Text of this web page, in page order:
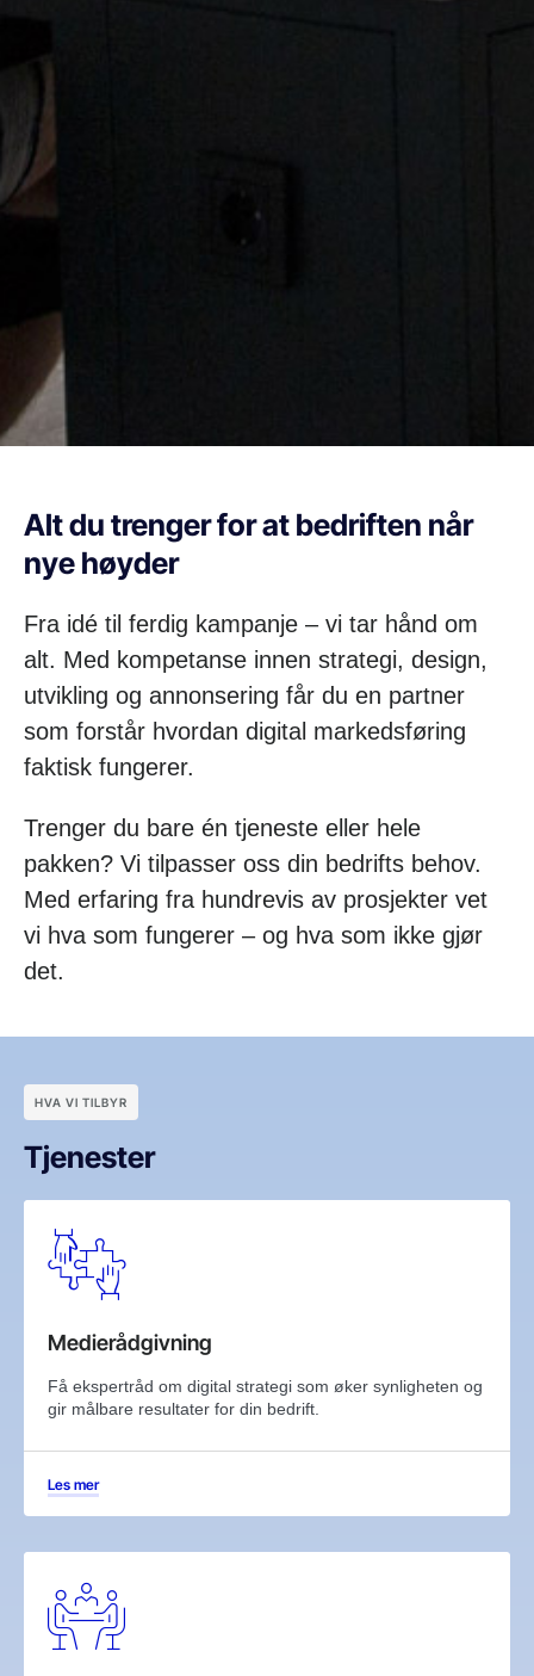
Alt du trenger for at bedriften når
nye høyder
Fra idé til ferdig kampanje – vi tar hånd om
alt. Med kompetanse innen strategi, design,
utvikling og annonsering får du en partner
som forstår hvordan digital markedsføring
faktisk fungerer.
Trenger du bare én tjeneste eller hele
pakken? Vi tilpasser oss din bedrifts behov.
Med erfaring fra hundrevis av prosjekter vet
vi hva som fungerer – og hva som ikke gjør
det.
HVA VI TILBYR
Tjenester
Medierådgivning
Få ekspertråd om digital strategi som øker synligheten og
gir målbare resultater for din bedrift.
Les mer